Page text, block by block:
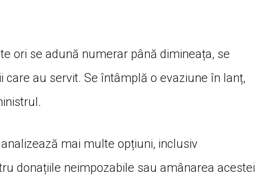
ori se adună numerar până dimineața, se
au servit. Se întâmplă o evaziune în lanț,
mai multe opțiuni, inclusiv
donațiile neimpozabile sau amânarea acestei